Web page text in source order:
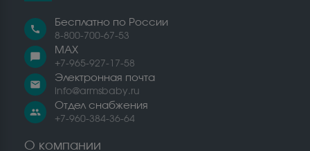
call
Бесплатно по России
8-800-700-67-53
chat_bubble
MAX
+7-965-927-17-58
email
Электронная почта
info@armsbaby.ru
people
Отдел снабжения
+7-960-384-36-64
О компании